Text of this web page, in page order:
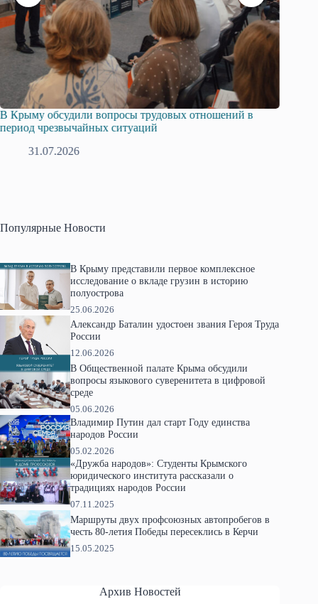
В Крыму обсудили вопросы трудовых отношений в
период чрезвычайных ситуаций
31.07.2026
Популярные Новости
В Крыму представили первое комплексное
исследование о вкладе грузин в историю
полуострова
25.06.2026
Александр Баталин удостоен звания Героя Труда
России
12.06.2026
В Общественной палате Крыма обсудили
вопросы языкового суверенитета в цифровой
среде
05.06.2026
Владимир Путин дал старт Году единства
народов России
05.02.2026
«Дружба народов»: Студенты Крымского
юридического института рассказали о
традициях народов России
07.11.2025
Маршруты двух профсоюзных автопробегов в
честь 80-летия Победы пересеклись в Керчи
15.05.2025
Архив Новостей